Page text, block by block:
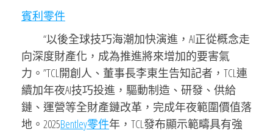
賓利零件
“以後全球技巧海潮加快演進，AI正從概念走
向深度財產化，成為推進將來增加的要害氣
力。”TCL開創人、董事長李東生告知記者，TCL連
續加年夜AI技巧投進，驅動制造、研發、供給
鏈、運營等全財產鏈改革，完成年夜範圍價值落
地。2025Bentley零件年，TCL發布顯示範疇具有強